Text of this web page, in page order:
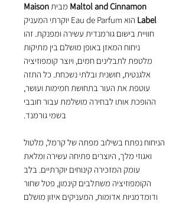
Maltol and Cinnamon מביתMaison
Label
הוא Eau de Parfum יוקרתי המעניק
חוויית בישום גורמנדית עשירה ומפנקת. זהו
ניחוח המאזן באופן מושלם בין מתיקות
מלטפת לתבלינים חמים, ויוצר קומפוזיציה
אלגנטית, חושנית ובלתי נשכחת. כל התזה
עוטפת את העור בתחושת חמימות ועושר,
ההופכת אותו לבחירה מושלמת עבור חובבי
בשמי גורמנד.
הניחוח נפתח בשילוב מפתה של קרמל, מלטול
ואגוזי מלך, היוצרים פתיחה עשירה ומלאת
עומק המזכירה קינוחים יוקרתיים. בלב
הקומפוזיציה משתלבים קינמון, פטל שחור
ודומדמניות אדומות, המעניקים איזון מושלם